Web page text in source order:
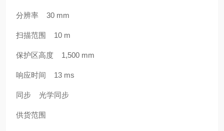
分辨率 30 mm
扫描范围 10 m
保护区高度 1,500 mm
响应时间 13 ms
同步 光学同步
供货范围